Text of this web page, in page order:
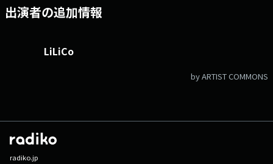
出演者の追加情報
LiLiCo
by ARTIST COMMONS
radiko.jp